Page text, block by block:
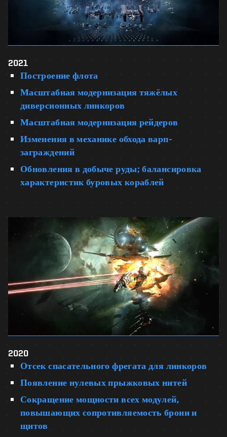
2021
Построение флота
Масштабная модернизация тяжёлых
диверсионных линкоров
Масштабная модернизация рейдеров
Изменения в механике обхода варп-
заграждений
Обновления в добыче руды; балансировка
характеристик буровых кораблей
2020
Отсек спасательного фрегата для линкоров
Появление нулевых прыжковых нитей
Сокращение мощности всех модулей,
повышающих сопротивляемость брони и
щитов